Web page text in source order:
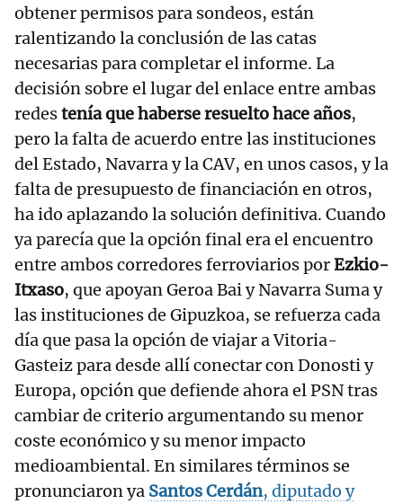
obtener permisos para sondeos, están
ralentizando la conclusión de las catas
necesarias para completar el informe. La
decisión sobre el lugar del enlace entre ambas
redestenía que haberse resuelto hace años,
pero la falta de acuerdo entre las instituciones
del Estado, Navarra y la CAV, en unos casos, y la
falta de presupuesto de financiación en otros,
ha ido aplazando la solución definitiva. Cuando
ya parecía que la opción final era el encuentro
entre ambos corredores ferroviarios porEzkio-
Itxaso, que apoyan Geroa Bai y Navarra Suma y
las instituciones de Gipuzkoa, se refuerza cada
día que pasa la opción de viajar a Vitoria-
Gasteiz para desde allí conectar con Donosti y
Europa, opción que defiende ahora el PSN tras
cambiar de criterio argumentando su menor
coste económico y su menor impacto
medioambiental. En similares términos se
pronunciaron ya Santos Cerdán, diputado y